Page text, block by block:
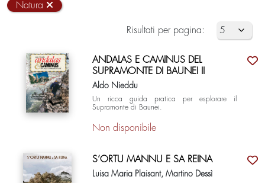
Natura
Risultati per pagina:
ANDALAS E CAMINUS DEL
SUPRAMONTE DI BAUNEI II
Aldo Nieddu
Un ricca guida pratica per esplorare il
Supramonte di Baunei.
Non disponibile
S’ORTU MANNU E SA REINA
Luisa Maria Plaisant, Martino Dessì